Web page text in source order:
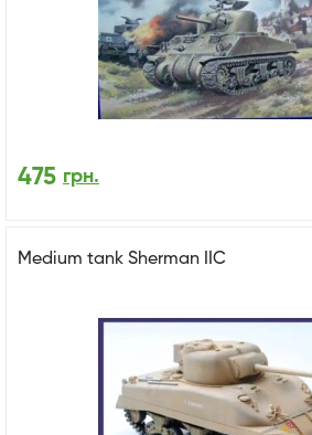
475 грн.
Medium tank Sherman IIC